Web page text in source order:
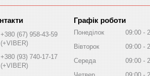
+380 (67) 958-43-59
(+VIBER)
+380 (93) 740-17-17
(+VIBER)
Графік роботи
Понеділок 09:00
Вівторок
09:00
Середа
09:00